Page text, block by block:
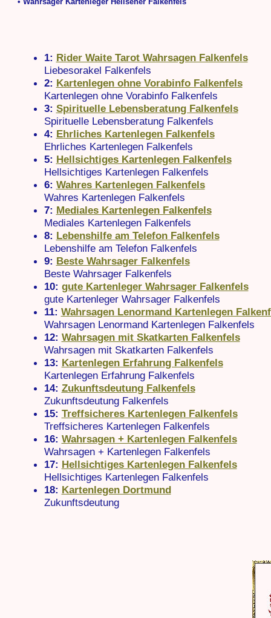
1: Rider Waite Tarot Wahrsagen Falkenfels
Liebesorakel Falkenfels
2: Kartenlegen ohne Vorabinfo Falkenfels
Kartenlegen ohne Vorabinfo Falkenfels
3: Spirituelle Lebensberatung Falkenfels
Spirituelle Lebensberatung Falkenfels
4: Ehrliches Kartenlegen Falkenfels
Ehrliches Kartenlegen Falkenfels
5: Hellsichtiges Kartenlegen Falkenfels
Hellsichtiges Kartenlegen Falkenfels
6: Wahres Kartenlegen Falkenfels
Wahres Kartenlegen Falkenfels
7: Mediales Kartenlegen Falkenfels
Mediales Kartenlegen Falkenfels
8: Lebenshilfe am Telefon Falkenfels
Lebenshilfe am Telefon Falkenfels
9: Beste Wahrsager Falkenfels
Beste Wahrsager Falkenfels
10: gute Kartenleger Wahrsager Falkenfels
gute Kartenleger Wahrsager Falkenfels
11: Wahrsagen Lenormand Kartenlegen
Wahrsagen Lenormand Kartenlegen Falkenfels
12: Wahrsagen mit Skatkarten Falkenfels
Wahrsagen mit Skatkarten Falkenfels
13: Kartenlegen Erfahrung Falkenfels
Kartenlegen Erfahrung Falkenfels
14: Zukunftsdeutung Falkenfels
Zukunftsdeutung Falkenfels
15: Treffsicheres Kartenlegen Falkenfels
Treffsicheres Kartenlegen Falkenfels
16: Wahrsagen + Kartenlegen Falkenfels
Wahrsagen + Kartenlegen Falkenfels
17: Hellsichtiges Kartenlegen Falkenfels
Hellsichtiges Kartenlegen Falkenfels
18: Kartenlegen Dortmund
Zukunftsdeutung